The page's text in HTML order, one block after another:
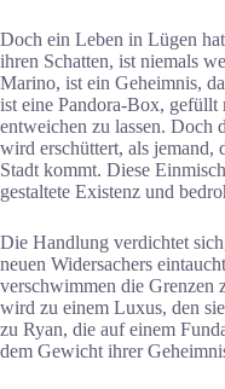
Doch ein Leben in Lügen
ihren Schatten, ist niemals
Marino, ist ein Geheimnis,
ist eine Pandora-Box, gefüllt
entweichen zu lassen. Doch
wird erschüttert, als jemand,
Stadt kommt. Diese
gestaltete Existenz und
Die Handlung verdichtet
neuen Widersachers
verschwimmen die Grenzen
wird zu einem Luxus, den
zu Ryan, die auf einem
dem Gewicht ihrer